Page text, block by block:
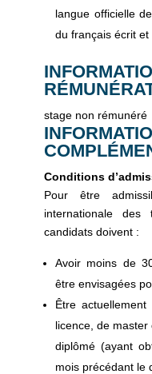
langue officielle
du français écrit et
stage non rémunéré
Conditions
Pour être
internationale des
candidats doivent :
Avoir moins de
être envisagées
Être
licence, de
diplômé (ayant
mois précédant le